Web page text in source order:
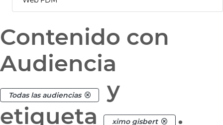
Contenido con
Audiencia
Todas las audiencias
y
etiqueta
ximo gisbert .